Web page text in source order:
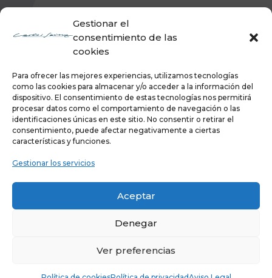
Gestionar el
consentimiento de las
cookies
Para ofrecer las mejores experiencias, utilizamos tecnologías
como las cookies para almacenar y/o acceder a la información del
dispositivo. El consentimiento de estas tecnologías nos permitirá
procesar datos como el comportamiento de navegación o las
identificaciones únicas en este sitio. No consentir o retirar el
consentimiento, puede afectar negativamente a ciertas
características y funciones.
Gestionar los servicios
Aceptar
Denegar
Ver preferencias
2026 Carlos Sainz Política de privacidad